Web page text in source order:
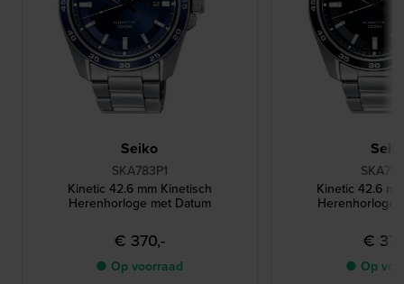
Seiko
SKA783P1
Kinetic 42.6 mm Kinetisch
Herenhorloge met Datum
€ 370,-
● Op voorraad
Kinetic 42.6
Herenhorloge
€
● Op